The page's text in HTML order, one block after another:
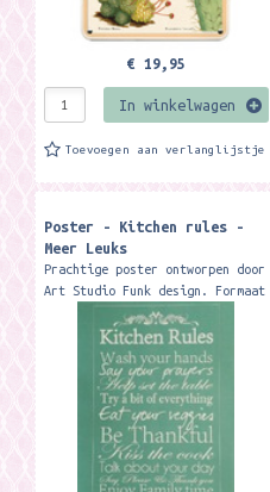
€ 19,95
In winkelwagen
Toevoegen aan verlanglijstje
Poster - Kitchen rules -
Meer Leuks
Prachtige poster ontworpen door
Art Studio Funk design. Formaat
40 x 30 cm. Deze poster is
exclusief verkrijgbaar bij Meer
Leuks Merk: Meer Leuks